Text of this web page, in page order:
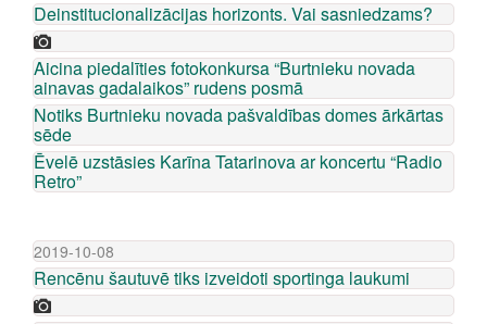
Deinstitucionalizācijas horizonts. Vai sasniedzams?
Aicina piedalīties fotokonkursa “Burtnieku novada
ainavas gadalaikos” rudens posmā
Notiks Burtnieku novada pašvaldības domes ārkārtas
sēde
Ēvelē uzstāsies Karīna Tatarinova ar koncertu “Radio
Retro”
2019-10-08
Rencēnu šautuvē tiks izveidoti sportinga laukumi